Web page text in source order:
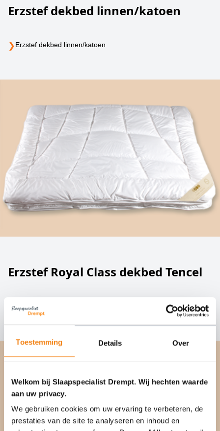
Toestemming Details Over
Welkom bij Slaapspecialist Drempt. Wij hechten waarde
aan uw privacy.
We gebruiken cookies om uw ervaring te verbeteren, de
prestaties van de site te analyseren en inhoud en
Erzstef dekbed linnen/katoen
❯Erzstef dekbed linnen/katoen
Erzstef Royal Class dekbed Tencel
❯Erzstef Royal Class dekbed Tencel